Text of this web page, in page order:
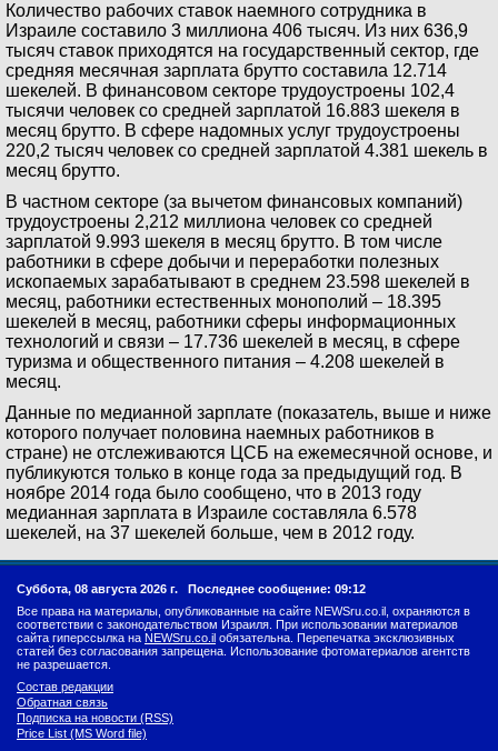
Количество рабочих ставок наемного сотрудника в
Израиле составило 3 миллиона 406 тысяч. Из них 636,9
тысяч ставок приходятся на государственный сектор, где
средняя месячная зарплата брутто составила 12.714
шекелей. В финансовом секторе трудоустроены 102,4
тысячи человек со средней зарплатой 16.883 шекеля в
месяц брутто. В сфере надомных услуг трудоустроены
220,2 тысяч человек со средней зарплатой 4.381 шекель в
месяц брутто.
В частном секторе (за вычетом финансовых компаний)
трудоустроены 2,212 миллиона человек со средней
зарплатой 9.993 шекеля в месяц брутто. В том числе
работники в сфере добычи и переработки полезных
ископаемых зарабатывают в среднем 23.598 шекелей в
месяц, работники естественных монополий – 18.395
шекелей в месяц, работники сферы информационных
технологий и связи – 17.736 шекелей в месяц, в сфере
туризма и общественного питания – 4.208 шекелей в
месяц.
Данные по медианной зарплате (показатель, выше и ниже
которого получает половина наемных работников в
стране) не отслеживаются ЦСБ на ежемесячной основе, и
публикуются только в конце года за предыдущий год. В
ноябре 2014 года было сообщено, что в 2013 году
медианная зарплата в Израиле составляла 6.578
шекелей, на 37 шекелей больше, чем в 2012 году.
Суббота, 08 августа 2026 г. Последнее сообщение: 09:12
Все права на материалы, опубликованные на сайте NEWSru.co.il, охраняются в
соответствии с законодательством Израиля. При использовании материалов
сайта гиперссылка на NEWSru.co.il обязательна. Перепечатка эксклюзивных
статей без согласования запрещена. Использование фотоматериалов агентств
не разрешается.
Состав редакции
Обратная связь
Подписка на новости (RSS)
Price List (MS Word file)